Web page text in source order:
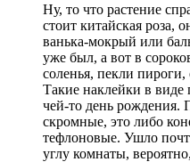
Ну, то что растение
стоит китайская роза,
ванька-мокрый или
уже был, а вот в
соленья, пекли
Такие наклейки в виде
чей-то день рождения.
скромные, это либо
тефлоновые. Ушло
углу комнаты,